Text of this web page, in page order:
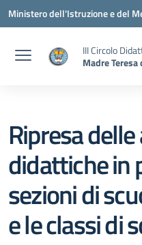
Vai ai contenuti
Vai al menu di navigazione
Vai al footer
Ministero dell'Istruzione e del
III Circolo
Madre
Ripresa
didattiche in
sezioni di
e le classi di